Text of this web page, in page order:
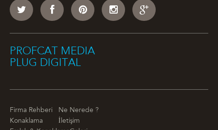
PROFCAT MEDIA
PLUG DIGITAL
Firma Rehberi
Ne Nerede ?
Konaklama
İletişim